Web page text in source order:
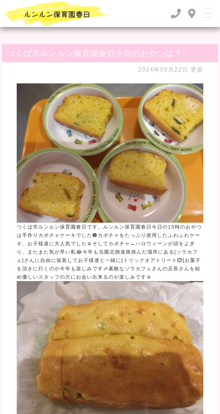
るんるん日記 > つくば市ルンルン保育園春日今日のおやつは？
つくば市ルンルン保育園春日今日のおやつは？
2024年08月22日 更新
つくば市ルンルン保育園春日です。ルンルン保育園春日今日の15時のおやつ
は手作りカボチャケーキでした🎃カボチャをたっぷり使用したふわふわケー
キ、お子様達に大人気でした☺そしてカボチャ→ハロウィーンが頭をよぎ
り、またまた気が早い私😂今年も当園北側道路挟んだ場所にある[ソラカフ
ェ]さんに自由に仮装してお子様達と一緒に[トリックオアトリート🙆]お菓子
を頂きに行くのが今年も楽しみです🎶素敵なソラカフェさんの店長さんを始
め優しいスタッフの方にお会い出来るのが楽しみです☺